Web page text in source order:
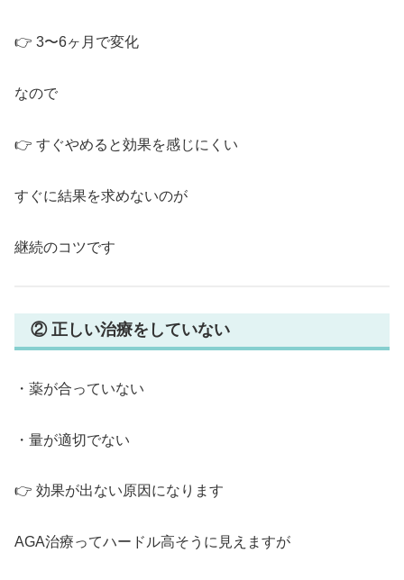
👉 3〜6ヶ月で変化
なので
👉 すぐやめると効果を感じにくい
すぐに結果を求めないのが
継続のコツです
② 正しい治療をしていない
・薬が合っていない
・量が適切でない
👉 効果が出ない原因になります
AGA治療ってハードル高そうに見えますが